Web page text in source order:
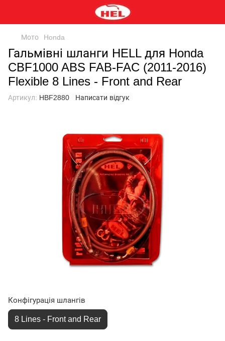
Мото Honda
Гальмівні шланги HELL для Honda
CBF1000 ABS FAB-FAC (2011-2016)
Flexible 8 Lines - Front and Rear
Артикул: HBF2880 Написати відгук
Конфігурація шлангів
8 Lines - Front and Rear